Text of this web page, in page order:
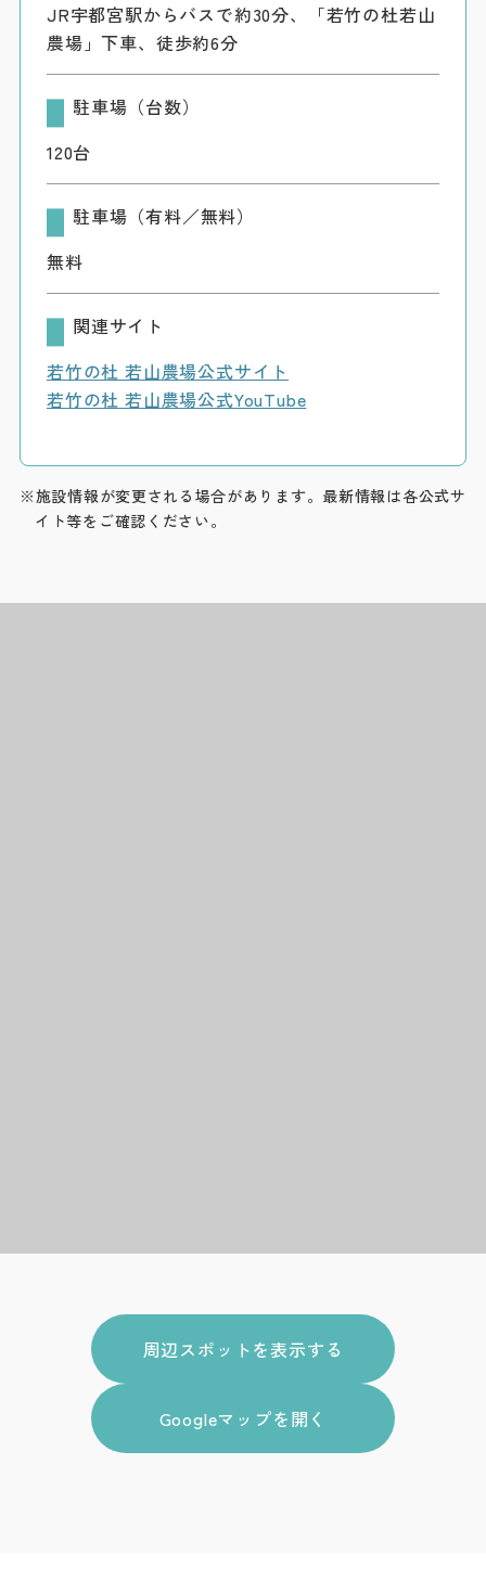
JR宇都宮駅からバスで約30分、「若竹の杜若山
農場」下車、徒歩約6分
駐車場（台数）
120台
駐車場（有料／無料）
無料
関連サイト
若竹の杜 若山農場公式サイト
若竹の杜 若山農場公式YouTube
※施設情報が変更される場合があります。最新情報は各公式サ
イト等をご確認ください。
周辺スポットを表示する
Googleマップを開く